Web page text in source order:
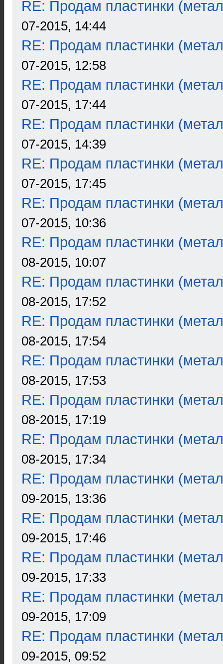
RE: Продам пластинки
07-2015, 14:44
RE: Продам пластинки
07-2015, 12:58
RE: Продам пластинки
07-2015, 17:44
RE: Продам пластинки
07-2015, 14:39
RE: Продам пластинки
07-2015, 17:45
RE: Продам пластинки
07-2015, 10:36
RE: Продам пластинки
08-2015, 10:07
RE: Продам пластинки
08-2015, 17:52
RE: Продам пластинки
08-2015, 17:54
RE: Продам пластинки
08-2015, 17:53
RE: Продам пластинки
08-2015, 17:19
RE: Продам пластинки
08-2015, 17:34
RE: Продам пластинки
09-2015, 13:36
RE: Продам пластинки
09-2015, 17:46
RE: Продам пластинки
09-2015, 17:33
RE: Продам пластинки
09-2015, 17:09
RE: Продам пластинки
09-2015, 09:52